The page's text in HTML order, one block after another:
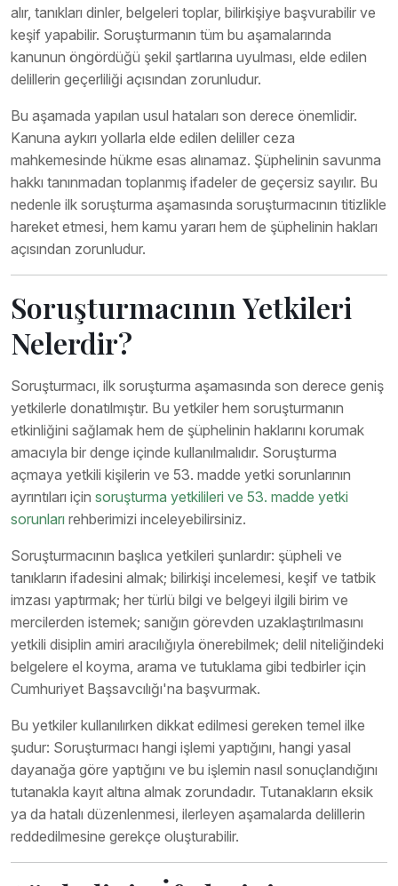
alır, tanıkları dinler, belgeleri toplar, bilirkişiye başvurabilir ve
keşif yapabilir. Soruşturmanın tüm bu aşamalarında
kanunun öngördüğü şekil şartlarına uyulması, elde edilen
delillerin geçerliliği açısından zorunludur.
Bu aşamada yapılan usul hataları son derece önemlidir.
Kanuna aykırı yollarla elde edilen deliller ceza
mahkemesinde hükme esas alınamaz. Şüphelinin savunma
hakkı tanınmadan toplanmış ifadeler de geçersiz sayılır. Bu
nedenle ilk soruşturma aşamasında soruşturmacının titizlikle
hareket etmesi, hem kamu yararı hem de şüphelinin hakları
açısından zorunludur.
Soruşturmacının Yetkileri
Nelerdir?
Soruşturmacı, ilk soruşturma aşamasında son derece geniş
yetkilerle donatılmıştır. Bu yetkiler hem soruşturmanın
etkinliğini sağlamak hem de şüphelinin haklarını korumak
amacıyla bir denge içinde kullanılmalıdır. Soruşturma
açmaya yetkili kişilerin ve 53. madde yetki sorunlarının
ayrıntıları için soruşturma yetkilileri ve 53. madde yetki
sorunları rehberimizi inceleyebilirsiniz.
Soruşturmacının başlıca yetkileri şunlardır: şüpheli ve
tanıkların ifadesini almak; bilirkişi incelemesi, keşif ve tatbik
imzası yaptırmak; her türlü bilgi ve belgeyi ilgili birim ve
mercilerden istemek; sanığın görevden uzaklaştırılmasını
yetkili disiplin amiri aracılığıyla önerebilmek; delil niteliğindeki
belgelere el koyma, arama ve tutuklama gibi tedbirler için
Cumhuriyet Başsavcılığı'na başvurmak.
Bu yetkiler kullanılırken dikkat edilmesi gereken temel ilke
şudur: Soruşturmacı hangi işlemi yaptığını, hangi yasal
dayanağa göre yaptığını ve bu işlemin nasıl sonuçlandığını
tutanakla kayıt altına almak zorundadır. Tutanakların eksik
ya da hatalı düzenlenmesi, ilerleyen aşamalarda delillerin
reddedilmesine gerekçe oluşturabilir.